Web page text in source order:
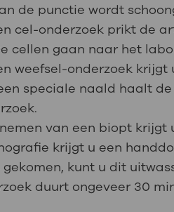
de punctie wordt
cel-onderzoek prikt de
cellen gaan naar het
weefsel-onderzoek
speciale naald haalt
van een biopt krijgt
krijgt u een
kunt u dit
duurt ongeveer 30